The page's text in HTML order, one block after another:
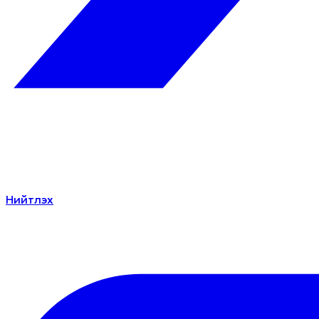
Нийтлэх